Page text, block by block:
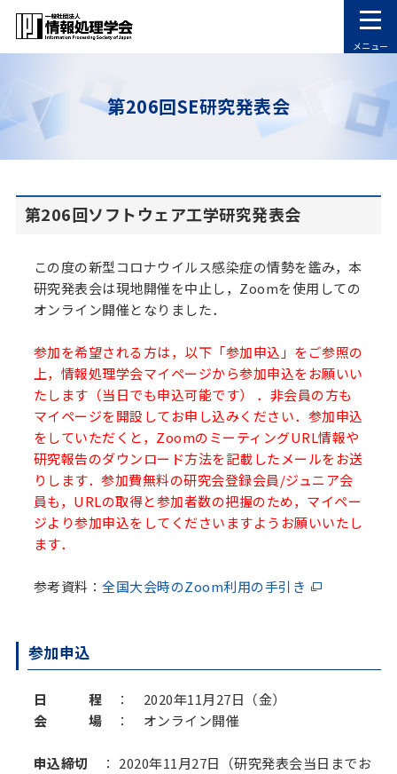
メニュー
第206回SE研究発表会
第206回ソフトウェア工学研究発表会
この度の新型コロナウイルス感染症の情勢を鑑み，本
研究発表会は現地開催を中止し，Zoomを使用しての
オンライン開催となりました．
参加を希望される方は，以下「参加申込」をご参照の
上，情報処理学会マイページから参加申込をお願いい
たします（当日でも申込可能です） ．非会員の方も
マイページを開設してお申し込みください．参加申込
をしていただくと，ZoomのミーティングURL情報や
研究報告のダウンロード方法を記載したメールをお送
りします．参加費無料の研究会登録会員/ジュニア会
員も，URLの取得と参加者数の把握のため，マイペー
ジより参加申込をしてくださいますようお願いいたし
ます．
参考資料：全国大会時のZoom利用の手引き
参加申込
日 程 ： 2020年11月27日（金）
会 場 ： オンライン開催
申込締切 ： 2020年11月27日（研究発表会当日までお